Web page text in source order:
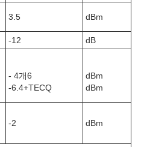
3.5 dBm
-12
dB
- 4개6
-6.4+TECQ
dBm
dBm
-2 dBm